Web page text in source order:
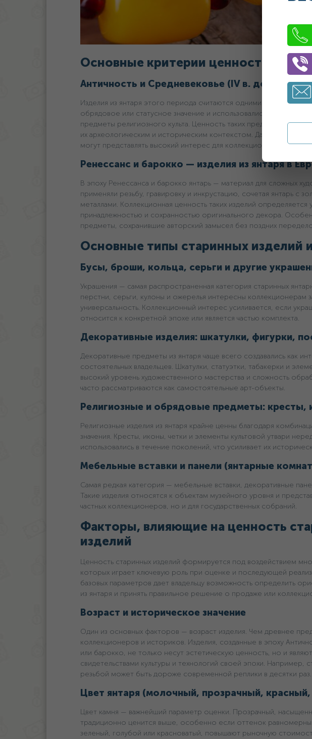
Основные критерии ценности
Античность и Средневековье (IV в. до н. э. –
Изделия из янтаря этого периода считаются одними из самых
обрядовое или статусное значение и использовались как
предметы религиозного культа. Ценность таких предметов
их археологическим и историческим контекстом. Даже
могут представлять высокий интерес для коллекционеров и
Ренессанс и барокко — изделия из янтаря в
В эпоху Ренессанса и барокко янтарь — материал для сложных
применяли резьбу, гравировку и инкрустацию, сочетая янтарь с
металлами. Коллекционная ценность таких изделий
принадлежностью и сохранностью оригинального декора.
предметы, сохранившие авторский замысел без поздних
Основные типы старинных изделий
Бусы, броши, кольца, серьги и другие
Украшения — самая распространенная категория старинных
перстни, серьги, кулоны и ожерелья интересны коллекционерам
универсальность. Коллекционный интерес усиливается, если
относится к конкретной эпохе или является частью комплекта.
Декоративные изделия: шкатулки, фигурки,
Декоративные предметы из янтаря чаще всего создавались как
состоятельных владельцев. Шкатулки, статуэтки, табакерки и
высокий уровень художественного мастерства и сложность
часто рассматриваются как самостоятельные арт-объекты.
Религиозные и обрядовые предметы: кресты,
Религиозные изделия из янтаря крайне ценны благодаря
значения. Кресты, иконы, четки и элементы культовой утвари
использовались в течение поколений, что усиливает их
Мебельные вставки и панели (янтарные
Самая редкая категория — мебельные вставки, декоративные
Такие изделия относятся к объектам музейного уровня и
частных коллекционеров, но и для государственных собраний.
Факторы, влияющие на ценность
изделий
Ценность старинных изделий формируется под воздействием
которых играет ключевую роль при оценке и последующей
базовых параметров дает владельцу возможность определить
из янтаря и принять правильное решение о продаже или
Возраст и историческое значение
Один из основных факторов — возраст изделия. Чем древнее
коллекционеров и историков. Изделия, созданные в эпоху
или барокко, не только несут эстетическую ценность, но и
свидетельствами культуры и технологий своей эпохи. Например,
резьбой может быть дороже современной реплики в десятки раз.
Цвет янтаря (молочный, прозрачный,
Цвет камня — важнейший параметр оценки. Прозрачный,
традиционно ценится выше, особенно если оттенок
зеленый, голубой или красноватый, повышают рыночную